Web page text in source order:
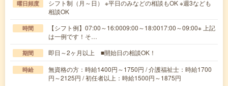
曜日頻度
シフト制（月～日） ※平日のみなどの相談もOK ※週3なども
相談OK
時間
【シフト例】07:00～16:0009:00～18:0017:00～09:00※ 上記
は一例です！そ…
期間 即日～2ヶ月以上 ■開始日の相談OK！
時給
無資格の方：時給1400円～1750円 / 介護福祉士：時給1700
円～2125円 / 初任者以上：時給1500円～1875円